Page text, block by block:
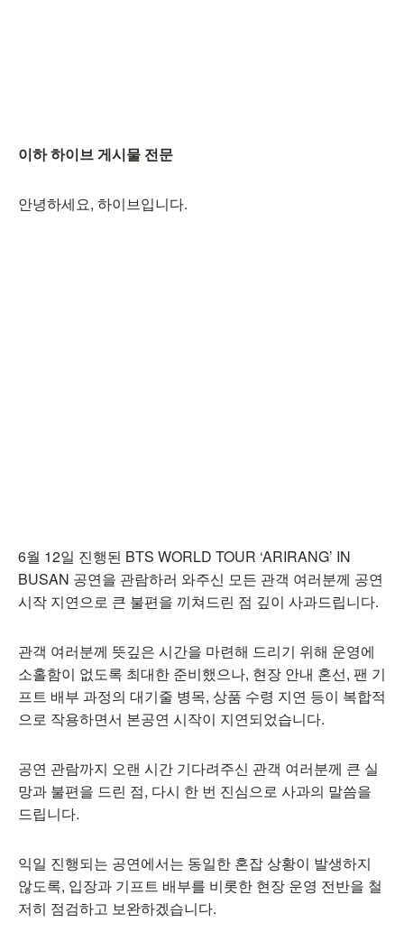
이하 하이브 게시물 전문
안녕하세요, 하이브입니다.
6월 12일 진행된 BTS WORLD TOUR ‘ARIRANG’ IN
BUSAN 공연을 관람하러 와주신 모든 관객 여러분께 공연
시작 지연으로 큰 불편을 끼쳐드린 점 깊이 사과드립니다.
관객 여러분께 뜻깊은 시간을 마련해 드리기 위해 운영에
소홀함이 없도록 최대한 준비했으나, 현장 안내 혼선, 팬 기
프트 배부 과정의 대기줄 병목, 상품 수령 지연 등이 복합적
으로 작용하면서 본공연 시작이 지연되었습니다.
공연 관람까지 오랜 시간 기다려주신 관객 여러분께 큰 실
망과 불편을 드린 점, 다시 한 번 진심으로 사과의 말씀을
드립니다.
익일 진행되는 공연에서는 동일한 혼잡 상황이 발생하지
않도록, 입장과 기프트 배부를 비롯한 현장 운영 전반을 철
저히 점검하고 보완하겠습니다.